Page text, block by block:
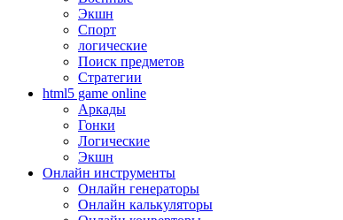
Экшн
Спорт
логические
Поиск предметов
Стратегии
html5 game online
Аркады
Гонки
Логические
Экшн
Онлайн инструменты
Онлайн генераторы
Онлайн калькуляторы